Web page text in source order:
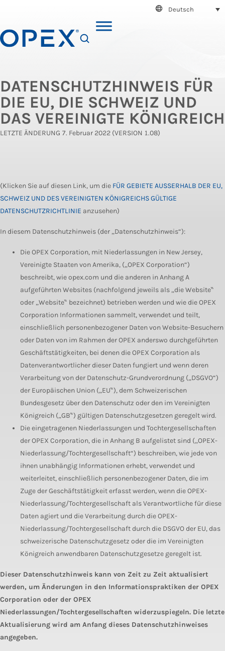
Deutsch
DATENSCHUTZHINWEIS FÜR
DIE EU, DIE SCHWEIZ UND
DAS VEREINIGTE KÖNIGREICH
LETZTE ÄNDERUNG 7. Februar 2022 (VERSION 1.08)
(Klicken Sie auf diesen Link, um die FÜR GEBIETE AUSSERHALB DER EU,
SCHWEIZ UND DES VEREINIGTEN KÖNIGREICHS GÜLTIGE
DATENSCHUTZRICHTLINIE anzusehen)
In diesem Datenschutzhinweis (der „Datenschutzhinweis“):
Die OPEX Corporation, mit Niederlassungen in New Jersey,
Vereinigte Staaten von Amerika, („OPEX Corporation“)
beschreibt, wie opex.com und die anderen in Anhang A
aufgeführten Websites (nachfolgend jeweils als „die Website‶
oder „Website‶ bezeichnet) betrieben werden und wie die OPEX
Corporation Informationen sammelt, verwendet und teilt,
einschließlich personenbezogener Daten von Website-Besuchern
oder Daten von im Rahmen der OPEX anderswo durchgeführten
Geschäftstätigkeiten, bei denen die OPEX Corporation als
Datenverantwortlicher dieser Daten fungiert und wenn deren
Verarbeitung von der Datenschutz-Grundverordnung („DSGVO“)
der Europäischen Union („EU‶), dem Schweizerischen
Bundesgesetz über den Datenschutz oder den im Vereinigten
Königreich („GB‶) gültigen Datenschutzgesetzen geregelt wird.
Die eingetragenen Niederlassungen und Tochtergesellschaften
der OPEX Corporation, die in Anhang B aufgelistet sind („OPEX-
Niederlassung/Tochtergesellschaft“) beschreiben, wie jede von
ihnen unabhängig Informationen erhebt, verwendet und
weiterleitet, einschließlich personenbezogener Daten, die im
Zuge der Geschäftstätigkeit erfasst werden, wenn die OPEX-
Niederlassung/Tochtergesellschaft als Verantwortliche für diese
Daten agiert und die Verarbeitung durch die OPEX-
Niederlassung/Tochtergesellschaft durch die DSGVO der EU, das
schweizerische Datenschutzgesetz oder die im Vereinigten
Königreich anwendbaren Datenschutzgesetze geregelt ist.
Dieser Datenschutzhinweis kann von Zeit zu Zeit aktualisiert
werden, um Änderungen in den Informationspraktiken der OPEX
Corporation oder der OPEX
Niederlassungen/Tochtergesellschaften widerzuspiegeln. Die letzte
Aktualisierung wird am Anfang dieses Datenschutzhinweises
angegeben.